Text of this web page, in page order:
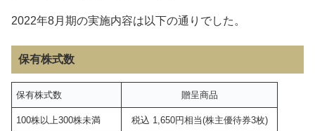
2022年8月期の実施内容は以下の通りでした。
保有株式数
保有株式数 贈呈商品
100株以上300株未満 税込 1,650円相当(株主優待券3枚)